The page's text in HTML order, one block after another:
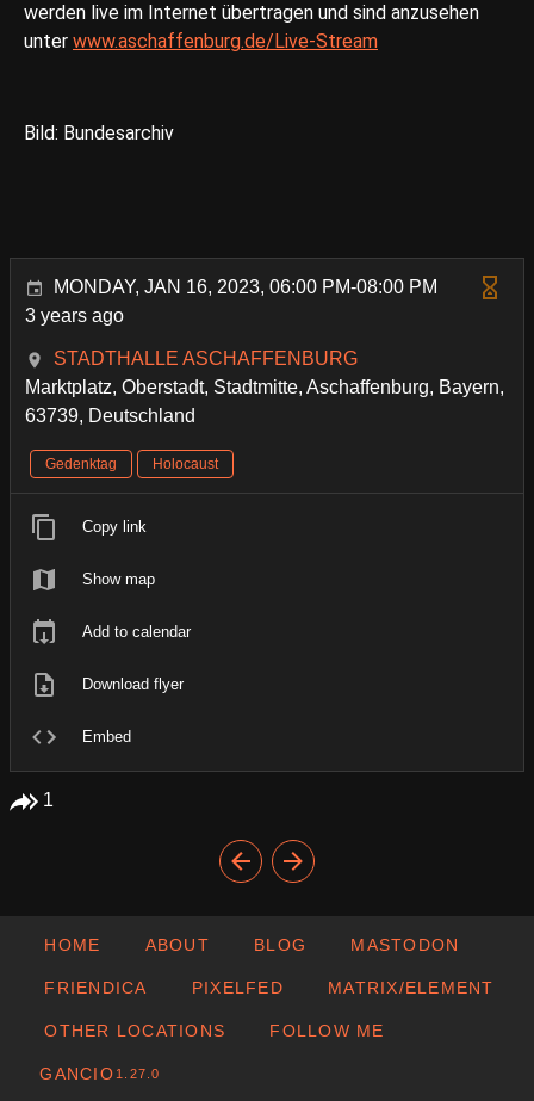
werden live im Internet übertragen und sind anzusehen
unter www.aschaffenburg.de/Live-Stream
Bild: Bundesarchiv
MONDAY, JAN 16, 2023, 06:00 PM-08:00 PM
3 years ago
STADTHALLE ASCHAFFENBURG
Marktplatz, Oberstadt, Stadtmitte, Aschaffenburg, Bayern,
63739, Deutschland
Gedenktag Holocaust
Copy link
Show map
Add to calendar
Download flyer
Embed
1
HOME ABOUT BLOG MASTODON
FRIENDICA PIXELFED MATRIX/ELEMENT
OTHER LOCATIONS FOLLOW ME
GANCIO 1.27.0